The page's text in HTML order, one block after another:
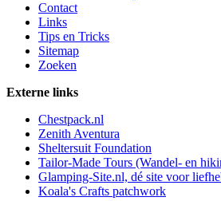
Contact
Links
Tips en Tricks
Sitemap
Zoeken
Externe links
Chestpack.nl
Zenith Aventura
Sheltersuit Foundation
Tailor-Made Tours (Wandel- en
Glamping-Site.nl, dé site voor
Koala's Crafts patchwork